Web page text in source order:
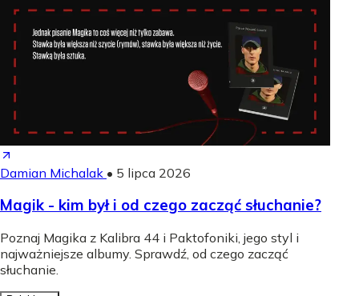
Damian Michalak • 5 lipca 2026
Magik - kim był i od czego zacząć słuchanie?
Poznaj Magika z Kalibra 44 i Paktofoniki, jego styl i
najważniejsze albumy. Sprawdź, od czego zacząć
słuchanie.